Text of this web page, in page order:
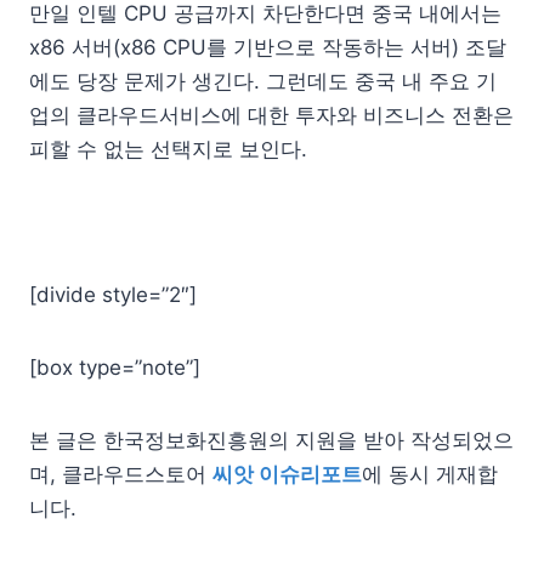
만일 인텔 CPU 공급까지 차단한다면 중국 내에서는
x86 서버(x86 CPU를 기반으로 작동하는 서버) 조달
에도 당장 문제가 생긴다. 그런데도 중국 내 주요 기
업의 클라우드서비스에 대한 투자와 비즈니스 전환은
피할 수 없는 선택지로 보인다.
[divide style=”2″]
[box type=”note”]
본 글은 한국정보화진흥원의 지원을 받아 작성되었으
며, 클라우드스토어 씨앗 이슈리포트에 동시 게재합
니다.